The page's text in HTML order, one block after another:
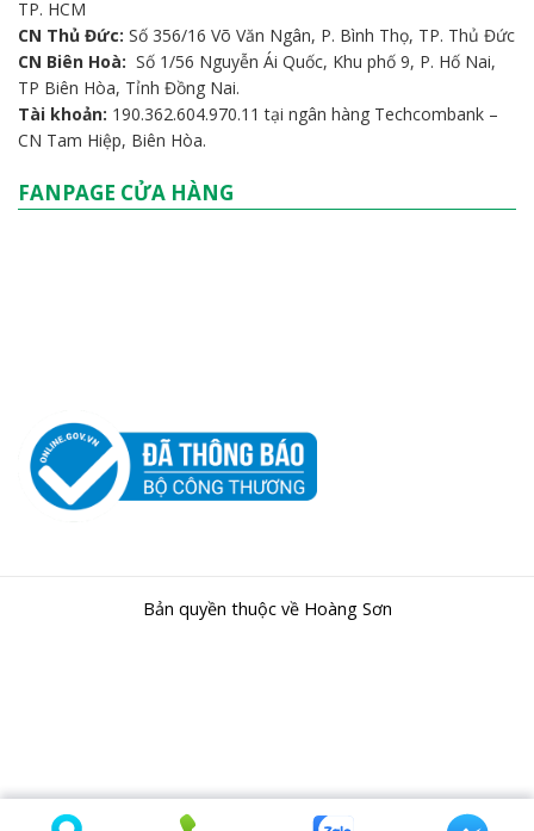
TP. HCM
CN Thủ Đức: Số 356/16 Võ Văn Ngân, P. Bình Thọ, TP. Thủ Đức
CN Biên Hoà: Số 1/56 Nguyễn Ái Quốc, Khu phố 9, P. Hố Nai,
TP Biên Hòa, Tỉnh Đồng Nai.
Tài khoản: 190.362.604.970.11 tại ngân hàng Techcombank –
CN Tam Hiệp, Biên Hòa.
FANPAGE CỬA HÀNG
Bản quyền thuộc về Hoàng Sơn